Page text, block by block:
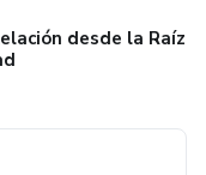
desde la Raíz